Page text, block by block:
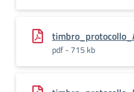
pdf - 715 kb